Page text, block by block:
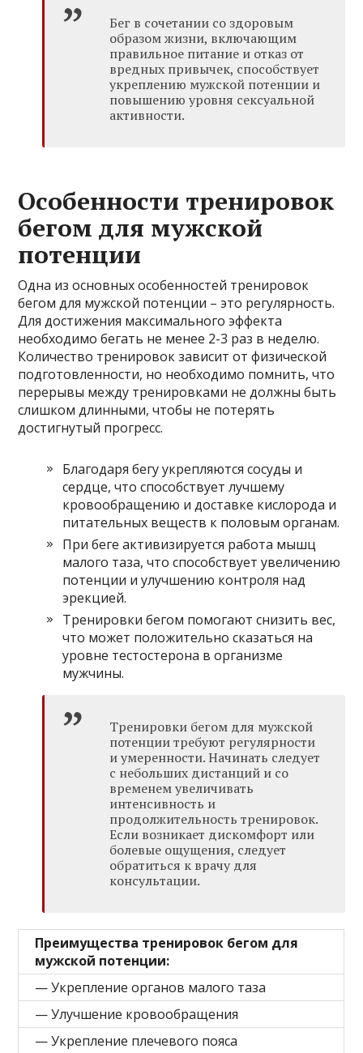
Бег в сочетании со здоровым
образом жизни, включающим
правильное питание и отказ от
вредных привычек, способствует
укреплению мужской потенции и
повышению уровня сексуальной
активности.
Особенности тренировок
бегом для мужской
потенции
Одна из основных особенностей тренировок
бегом для мужской потенции – это регулярность.
Для достижения максимального эффекта
необходимо бегать не менее 2-3 раз в неделю.
Количество тренировок зависит от физической
подготовленности, но необходимо помнить, что
перерывы между тренировками не должны быть
слишком длинными, чтобы не потерять
достигнутый прогресс.
Благодаря бегу укрепляются сосуды и
сердце, что способствует лучшему
кровообращению и доставке кислорода и
питательных веществ к половым органам.
При беге активизируется работа мышц
малого таза, что способствует увеличению
потенции и улучшению контроля над
эрекцией.
Тренировки бегом помогают снизить вес,
что может положительно сказаться на
уровне тестостерона в организме
мужчины.
Тренировки бегом для мужской
потенции требуют регулярности
и умеренности. Начинать следует
с небольших дистанций и со
временем увеличивать
интенсивность и
продолжительность тренировок.
Если возникает дискомфорт или
болевые ощущения, следует
обратиться к врачу для
консультации.
Преимущества тренировок бегом для
мужской потенции:
— Укрепление органов малого таза
— Улучшение кровообращения
— Укрепление плечевого пояса